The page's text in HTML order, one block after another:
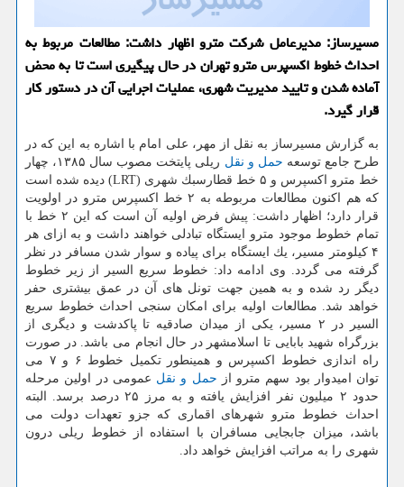
مسیرساز: مدیرعامل شركت مترو اظهار داشت: مطالعات مربوط به
احداث خطوط اكسپرس مترو تهران در حال پیگیری است تا به محض
آماده شدن و تایید مدیریت شهری، عملیات اجرایی آن در دستور كار
قرار گیرد.
به گزارش مسیرساز به نقل از مهر، علی امام با اشاره به این كه در
طرح جامع توسعه حمل و نقل
ریلی پایتخت مصوب سال ۱۳۸۵، چهار
خط مترو اكسپرس و ۵ خط قطارسبك شهری (LRT) دیده شده است
كه هم اكنون مطالعات مربوطه به ۲ خط اكسپرس مترو در اولویت
قرار دارد؛ اظهار داشت: پیش فرض اولیه آن است كه این ۲ خط با
تمام خطوط موجود مترو ایستگاه تبادلی خواهند داشت و به ازای هر
۴ كیلومتر مسیر، یك ایستگاه برای پیاده و سوار شدن مسافر در نظر
گرفته می گردد. وی ادامه داد: خطوط سریع السیر از زیر خطوط
دیگر رد شده و به همین جهت تونل های آن در عمق بیشتری حفر
خواهد شد. مطالعات اولیه برای امكان سنجی احداث خطوط سریع
السیر در ۲ مسیر، یكی از میدان صادقیه تا پاكدشت و دیگری از
بزرگراه شهید بابایی تا اسلامشهر در حال انجام می باشد. در صورت
راه اندازی خطوط اكسپرس و همینطور تكمیل خطوط ۶ و ۷ می
توان امیدوار بود سهم مترو از حمل و نقل عمومی در اولین مرحله
حدود ۲ میلیون نفر افزایش یافته و به مرز ۲۵ درصد برسد. البته
احداث خطوط مترو شهرهای اقماری كه جزو تعهدات دولت می
باشد، میزان جابجایی مسافران با استفاده از خطوط ریلی درون
شهری را به مراتب افزایش خواهد داد.